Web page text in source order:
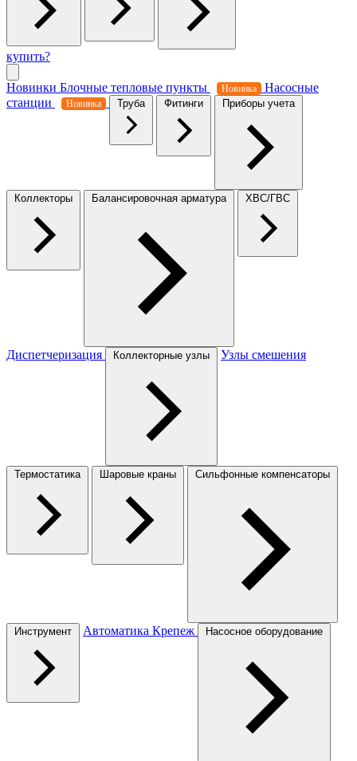
купить?
Новинки Блочные тепловые пункты Новинка
Насосные
станции
Новинка Труба Фитинги Приборы учета
Коллекторы Балансировочная арматура ХВС/ГВС
Диспетчеризация Коллекторные узлы Узлы смешения
Термостатика Шаровые краны Сильфонные компенсаторы
Инструмент Автоматика Крепеж Насосное оборудование